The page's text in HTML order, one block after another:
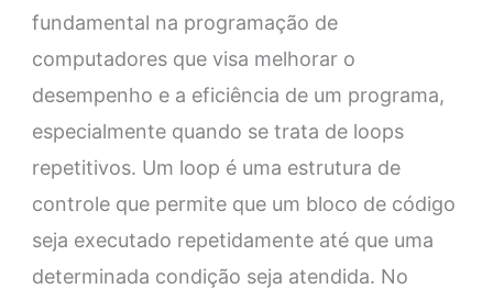
fundamental na programação de
computadores que visa melhorar o
desempenho e a eficiência de um programa,
especialmente quando se trata de loops
repetitivos. Um loop é uma estrutura de
controle que permite que um bloco de código
seja executado repetidamente até que uma
determinada condição seja atendida. No